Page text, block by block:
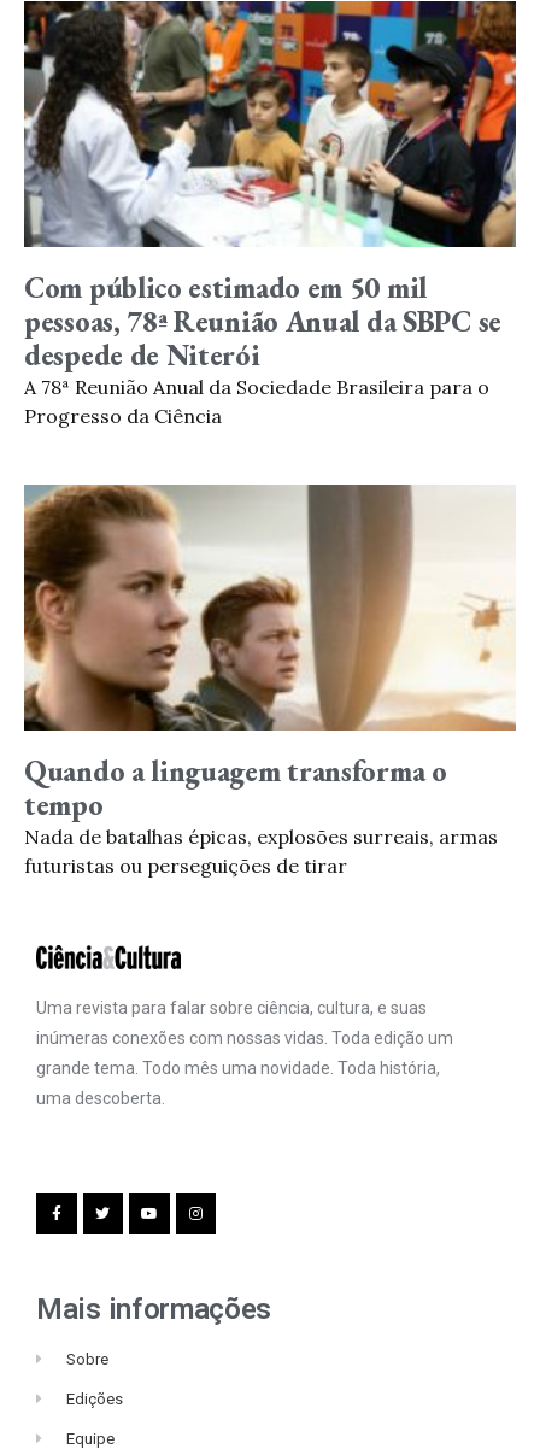
Com público estimado em 50 mil
pessoas, 78ª Reunião Anual da SBPC se
despede de Niterói
A 78ª Reunião Anual da Sociedade Brasileira para o
Progresso da Ciência
Quando a linguagem transforma o
tempo
Nada de batalhas épicas, explosões surreais, armas
futuristas ou perseguições de tirar
Uma revista para falar sobre ciência, cultura, e suas
inúmeras conexões com nossas vidas. Toda edição um
grande tema. Todo mês uma novidade. Toda história,
uma descoberta.
Mais informações
Sobre
Edições
Equipe